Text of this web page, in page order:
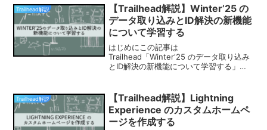
あります。忘れないうちにサクッと合格
して...
Trailhead解説
【Trailhead解説】Winter’25 の
データ取り込みとID解決の新機能
について学習する
はじめにこの記事は
Trailhead「Winter'25 のデータ取り込み
とID解決の新機能について学習する」の
年12月までに認定 Data Cloud...
Trailhead解説
【Trailhead解説】Lightning
Experience のカスタムホームペ
ージを作成する